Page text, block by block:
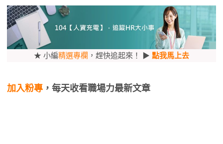
★ 小編精選專欄 ，趕快追起來！ ▶ 點我馬上去
加入粉專 ，每天收看職場力最新文章